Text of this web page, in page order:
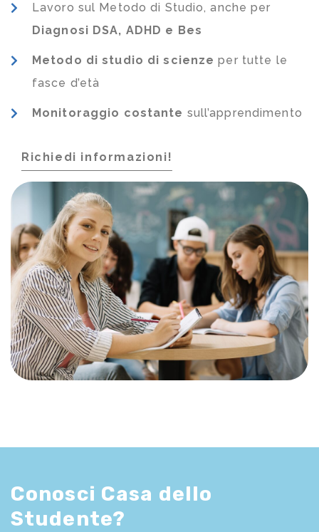
Lavoro sul Metodo di Studio, anche per
Diagnosi DSA, ADHD e Bes
Metodo di studio di scienze per tutte le
fasce d’età
Monitoraggio costante sull’apprendimento
Richiedi informazioni!
Conosci Casa dello
Studente?